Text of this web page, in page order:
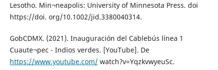
Lesotho. Min¬neapolis: University of Minnesota Press. doi
https://doi. org/10.1002/jid.3380040314.
GobCDMX. (2021). Inauguración del Cablebús línea 1
Cuaute¬pec - Indios verdes. [YouTube]. De
https://www.youtube.com/watch?v=YqzkvwyeuSc.